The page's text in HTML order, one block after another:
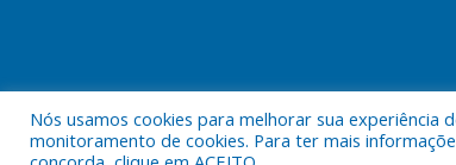
Todos os direitos reservados a
Nós usamos cookies para melhorar sua
monitoramento de cookies. Para ter mais